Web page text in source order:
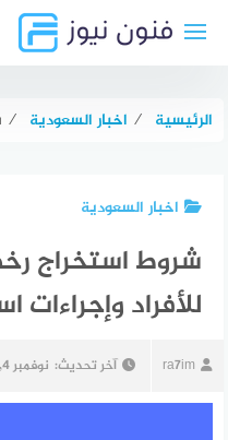
الرئيسية ⁄ اخبار السعودية ⁄
اخبار السعودية
شروط استخراج
للأفراد وإجراءات
ra7im آخر تحديث: نوفمبر 4, 2024